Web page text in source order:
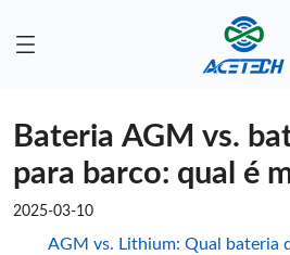
Bateria AGM vs.
para barco: qual é
2025-03-10
AGM vs. Lithium: Qual bateria